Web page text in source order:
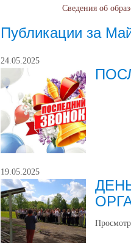
Публикации за
24.05.2025
19.05.2025
Сведения об